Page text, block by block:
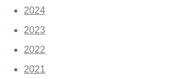
2024
2023
2022
2021